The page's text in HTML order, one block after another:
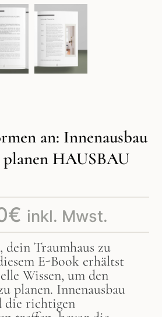
an: Innenausbau
HAUSBAU
€ inkl. Mwst.
dein Traumhaus zu
E-Book erhältst
Wissen, um den
planen. Innenausbau
die richtigen